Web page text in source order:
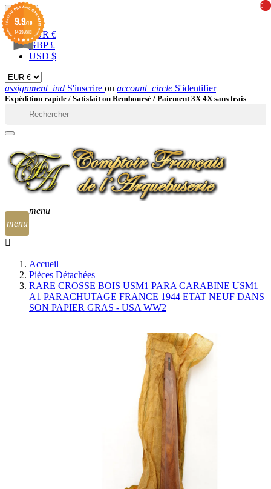
EUR 
EUR €
GBP £
USD $
assignment_ind S'inscrire ou account_circle S'identifier
Expédition rapide / Satisfait ou Remboursé / Paiement 3X 4X sans frais
menu
0
0
menu
Accueil
Pièces Détachées
RARE CROSSE BOIS USM1 PARA CARABINE USM1
A1 PARACHUTAGE FRANCE 1944 ETAT NEUF DANS
SON PAPIER GRAS - USA WW2
9.9/10
1439 AVIS